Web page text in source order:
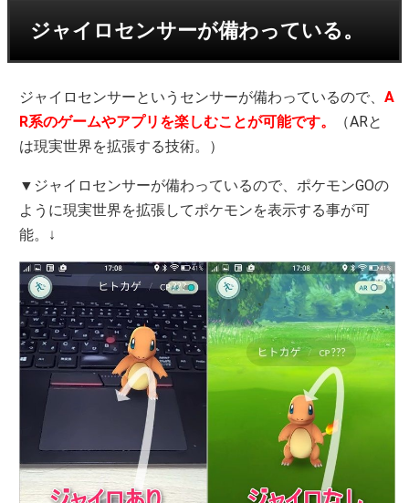
ジャイロセンサーが備わっている。
ジャイロセンサーというセンサーが備わっているので、A
R系のゲームやアプリを楽しむことが可能です。
（ARと
は現実世界を拡張する技術。）
▼ジャイロセンサーが備わっているので、ポケモンGOの
ように現実世界を拡張してポケモンを表示する事が可
能。↓